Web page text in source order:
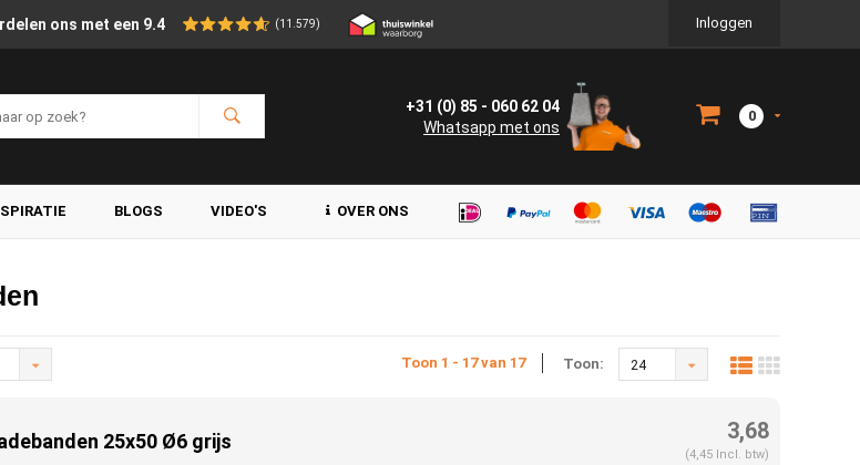
ons met een 9.4 (11.579) Inloggen
+31 (0) 85 - 060 62 04
Whatsapp met ons
0
BLOGS VIDEO'S OVER ONS
Toon 1 - 17 van 17 Toon: 24
25x50 Ø6 grijs 3,68
(4,45 Incl. btw)